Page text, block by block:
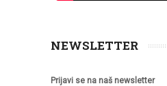
NEWSLETTER
Prijavi se na naš newsletter